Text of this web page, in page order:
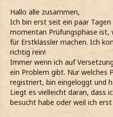
Hallo alle zusammen,
Ich bin erst seit ein paar
momentan Prüfungsphase
für Erstklässler machen. Ich
richtig rein!
Immer wenn ich auf
ein Problem gibt. Nur welches
registriert, bin eingeloggt und
Liegt es vielleicht daran, dass
besucht habe oder weil ich